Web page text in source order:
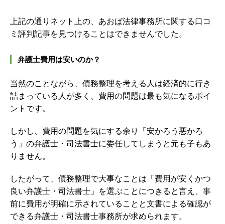
上記の通りネット上の、あおば法律事務所に関する口コ
ミ評判記事を見つけることはできませんでした。
弁護士費用は安いのか？
当然のことながら、債務整理を考える人は経済的に行き
詰まっている人が多く、費用の問題は最も気になるポイ
ントです。
しかし、費用の問題を気にする余り「安かろう悪かろ
う」の弁護士・司法書士に委任してしまうと元も子もあ
りません。
したがって、債務整理で大事なことは「費用が安くかつ
良い弁護士・司法書士」を選ぶことにつきると言え、事
前に費用が明確に示されていることと文書による確認が
できる弁護士・司法書士事務所が求められます。